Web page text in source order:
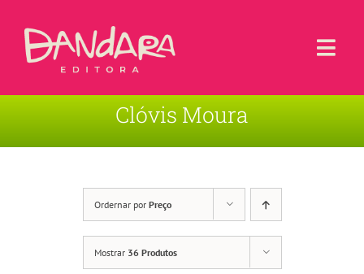
Sobre a Editora
Clóvis Moura
Ordernar por Preço
Mostrar 36 Produtos